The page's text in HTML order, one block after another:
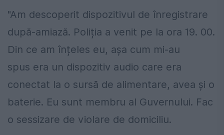
"Am descoperit dispozitivul de înregistrare
după-amiază. Poliția a venit pe la ora 19. 00.
Din ce am înțeles eu, așa cum mi-au
spus era un dispozitiv audio care era
conectat la o sursă de alimentare, avea și o
baterie. Eu sunt membru al Guvernului. Fac
o sessizare de violare de domiciliu.